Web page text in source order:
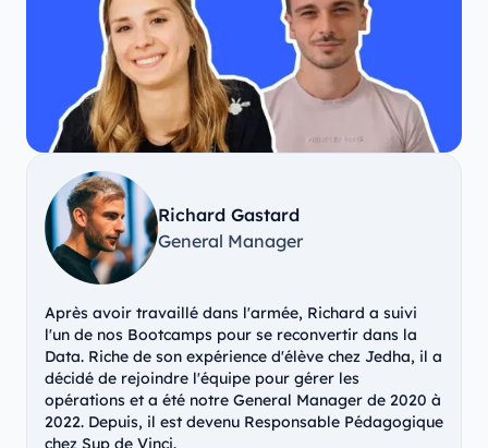
Richard Gastard
General Manager
Après avoir travaillé dans l'armée, Richard a suivi
l'un de nos Bootcamps pour se reconvertir dans la
Data. Riche de son expérience d'élève chez Jedha, il a
décidé de rejoindre l'équipe pour gérer les
opérations et a été notre General Manager de 2020 à
2022. Depuis, il est devenu Responsable Pédagogique
chez Sup de Vinci.